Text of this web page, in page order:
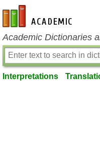
en-academic.com
Academic Dictionaries
Interpretations